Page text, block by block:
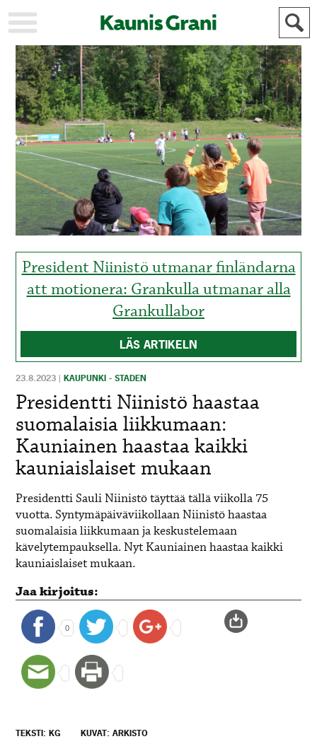
KAUPUNKI
STADEN
AJANKOHTAISTA
AKTUELLT
URHEILU
IDROTT
KULTTUURI
KULTUR
HISTORIA
HISTORIA
YLEINEN
ALLMÄN
MAINOSTAJILLE
FÖR
ANNONSÖRER
President Niinistö utmanar finländarna
att motionera: Grankulla utmanar alla
Grankullabor
LÄS ARTIKELN
23.8.2023 |KAUPUNKI - STADEN
Presidentti Niinistö haastaa
suomalaisia liikkumaan:
Kauniainen haastaa kaikki
kauniaislaiset mukaan
Presidentti Sauli Niinistö täyttää tällä viikolla 75
vuotta. Syntymäpäiväviikollaan Niinistö haastaa
suomalaisia liikkumaan ja keskustelemaan
kävelytempauksella. Nyt Kauniainen haastaa kaikki
kauniaislaiset mukaan.
Jaa kirjoitus:
0
TEKSTI: KG KUVAT: ARKISTO